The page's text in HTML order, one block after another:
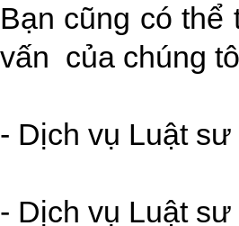
Bạn cũng có thể
vấn của chúng
- Dịch vụ Luật
- Dịch vụ Luật